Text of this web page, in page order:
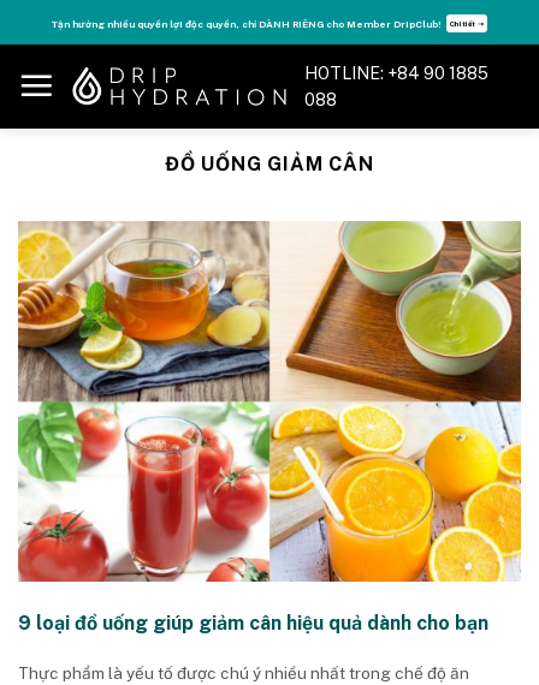
to
content
Tận hưởng nhiều quyền lợi độc quyền, chỉ DÀNH RIÊNG cho Member DripClub! Chi tiết ➝
HOTLINE: +84 90 1885
088
ĐỒ UỐNG GIẢM CÂN
9 loại đồ uống giúp giảm cân hiệu quả dành cho bạn
Thực phẩm là yếu tố được chú ý nhiều nhất trong chế độ ăn